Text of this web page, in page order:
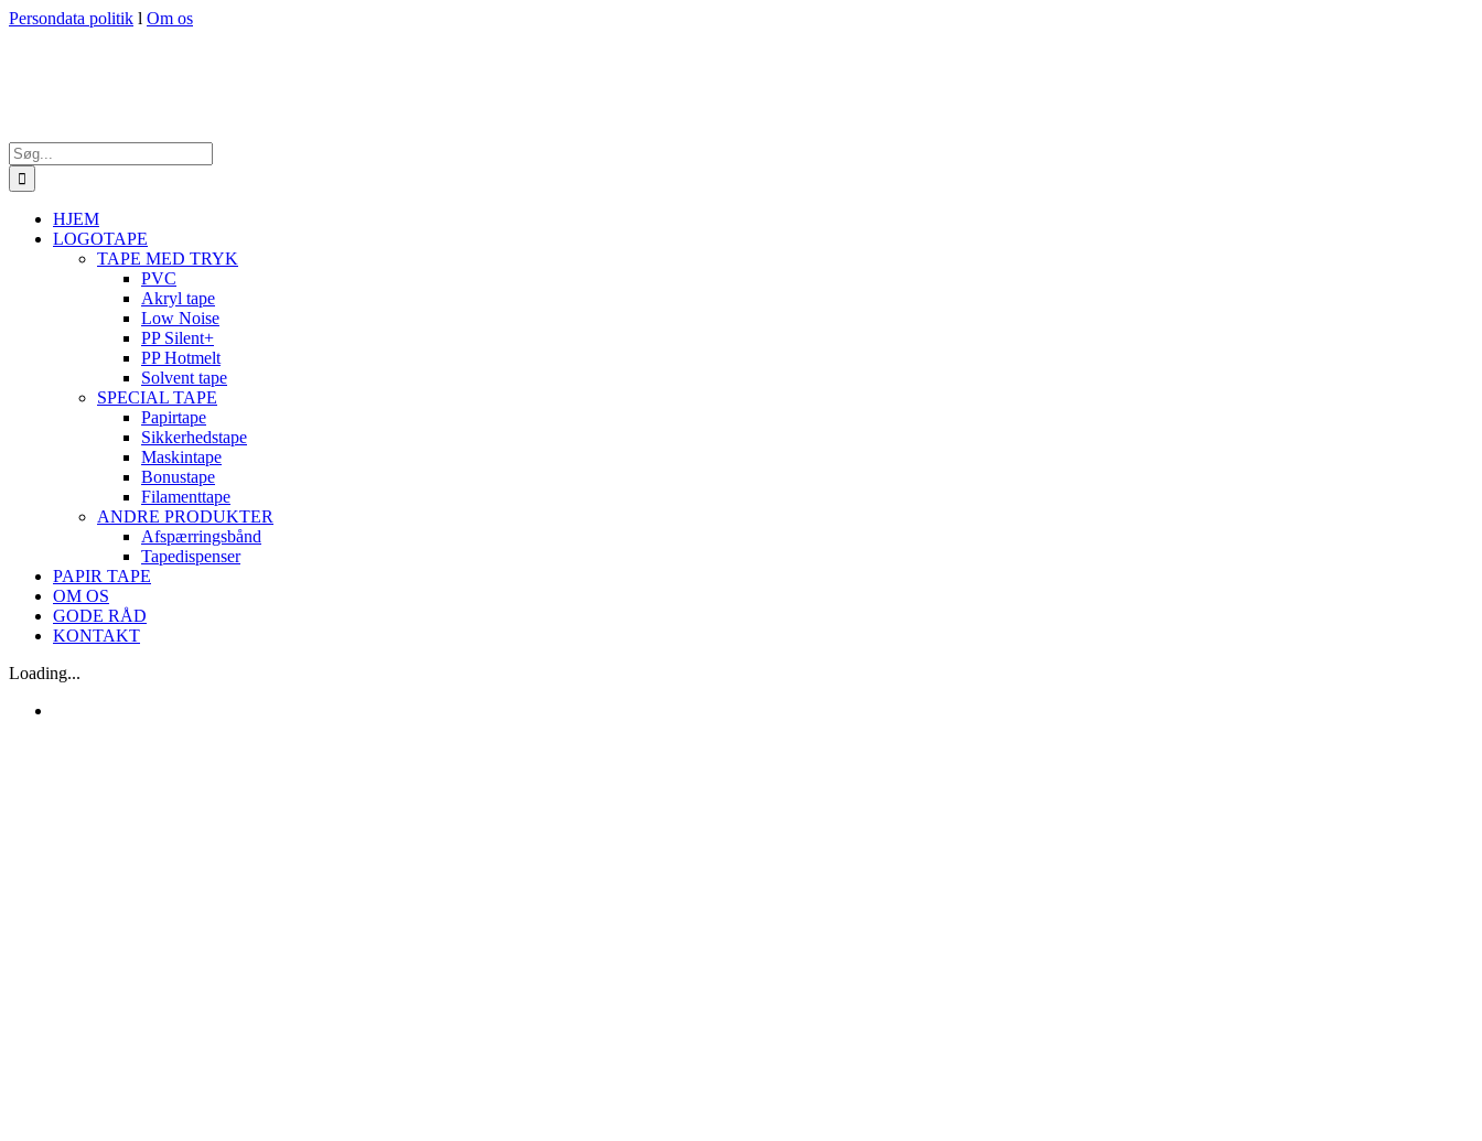
Skip
Persondata politik l Om os
Søg
efter:
HJEM
LOGOTAPE
TAPE MED TRYK
PVC
Akryl tape
Low Noise
PP Silent+
PP Hotmelt
Solvent tape
SPECIAL TAPE
Papirtape
Sikkerhedstape
Maskintape
Bonustape
Filamenttape
ANDRE PRODUKTER
Afspærringsbånd
Tapedispenser
PAPIR TAPE
OM OS
GODE RÅD
KONTAKT
Loading...